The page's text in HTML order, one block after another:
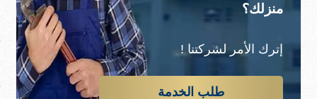
منزلك؟
إترك الأمر لشركتنا !
طلب الخدمة